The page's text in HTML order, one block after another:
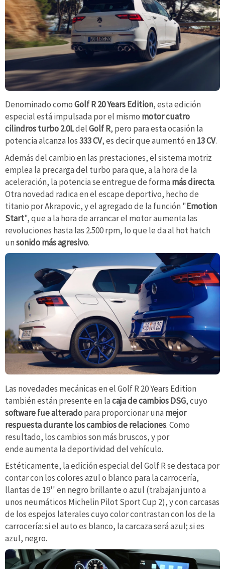
Denominado comoGolf R 20 Years Edition, esta edición
especial está impulsada por el mismo motor cuatro
cilindros turbo 2.0LdelGolf R, pero para esta ocasión la
potencia alcanza los333 CV, es decir que aumentó en 13 CV.
Además del cambio en las prestaciones, el sistema motriz
emplea la precarga del turbo para que, a la hora de la
aceleración, la potencia se entregue de forma más directa.
Otra novedad radica en el escape deportivo, hecho de
titanio por Akrapovic, y el agregado de la función "Emotion
Start", que a la hora de arrancar el motor aumenta las
revoluciones hasta las 2.500 rpm, lo que le da al hot hatch
unsonido más agresivo.
Las novedades mecánicas en el Golf R 20 Years Edition
también están presente en lacaja de cambios DSG, cuyo
software fue alteradopara proporcionar una mejor
respuesta durante los cambios de relaciones. Como
resultado, los cambios son más bruscos, y por
ende aumenta la deportividad del vehículo.
Estéticamente, la edición especial del Golf R se destaca por
contar con los colores azul o blanco para la carrocería,
llantas de 19'' en negro brillante o azul (trabajan junto a
unos neumáticos Michelin Pilot Sport Cup 2), y con carcasas
de los espejos laterales cuyo color contrastan con los de la
carrocería: si el auto es blanco, la carcaza será azul; si es
azul, negro.